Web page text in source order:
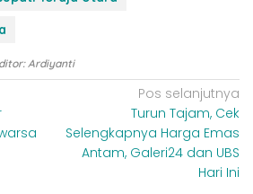
Ardiyanti
Pos selanjutnya
Turun Tajam, Cek
Selengkapnya Harga Emas
Antam, Galeri24 dan UBS
Hari Ini